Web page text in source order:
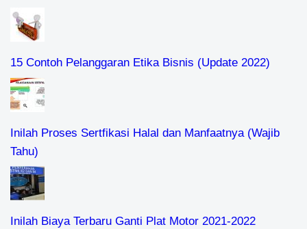
15 Contoh Pelanggaran Etika Bisnis (Update 2022)
Inilah Proses Sertfikasi Halal dan Manfaatnya (Wajib
Tahu)
Inilah Biaya Terbaru Ganti Plat Motor 2021-2022